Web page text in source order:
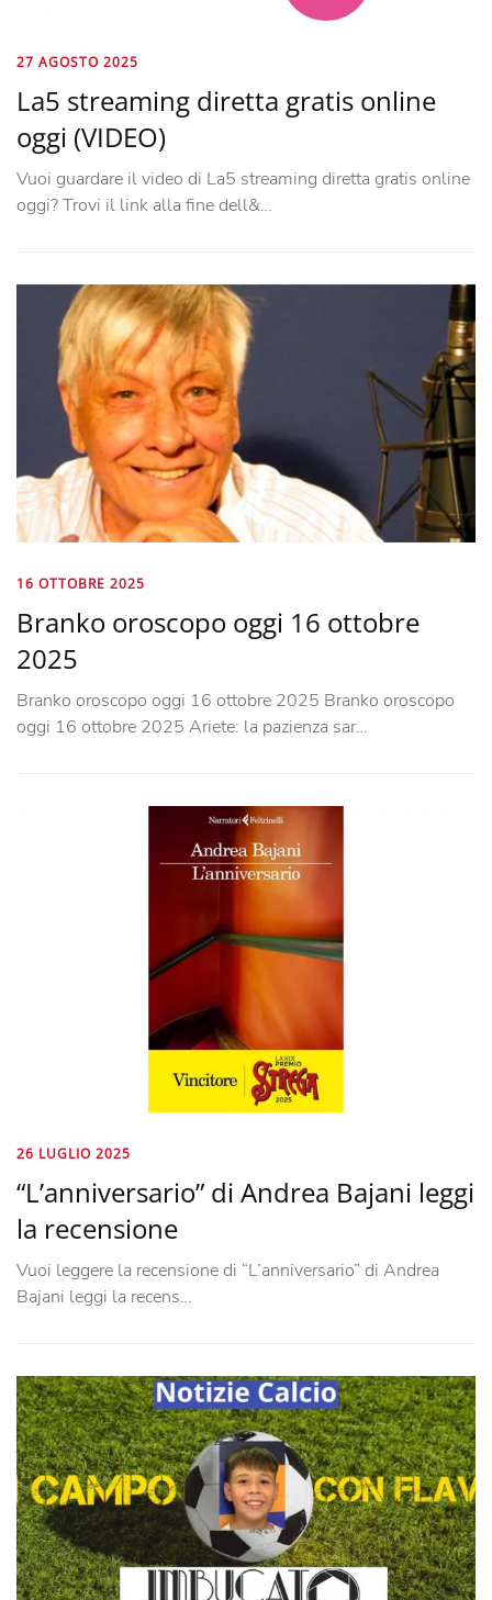
27 AGOSTO 2025
La5 streaming diretta gratis online
oggi (VIDEO)
Vuoi guardare il video di La5 streaming diretta gratis online
oggi? Trovi il link alla fine dell&…
16 OTTOBRE 2025
Branko oroscopo oggi 16 ottobre
2025
Branko oroscopo oggi 16 ottobre 2025 Branko oroscopo
oggi 16 ottobre 2025 Ariete: la pazienza sar…
26 LUGLIO 2025
“L’anniversario” di Andrea Bajani leggi
la recensione
Vuoi leggere la recensione di “L’anniversario” di Andrea
Bajani leggi la recens…